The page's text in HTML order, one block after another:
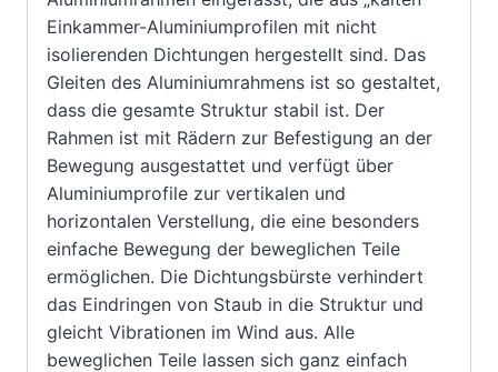
Einkammer-Aluminiumprofilen mit nicht
isolierenden Dichtungen hergestellt sind. Das
Gleiten des Aluminiumrahmens ist so gestaltet,
dass die gesamte Struktur stabil ist. Der
Rahmen ist mit Rädern zur Befestigung an der
Bewegung ausgestattet und verfügt über
Aluminiumprofile zur vertikalen und
horizontalen Verstellung, die eine besonders
einfache Bewegung der beweglichen Teile
ermöglichen. Die Dichtungsbürste verhindert
das Eindringen von Staub in die Struktur und
gleicht Vibrationen im Wind aus. Alle
beweglichen Teile lassen sich ganz einfach